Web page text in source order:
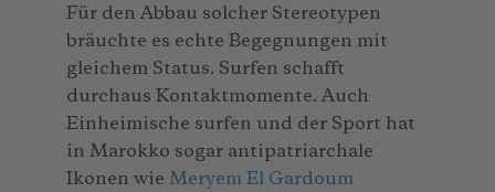
Für den Abbau solcher Stereotypen
bräuchte es echte Begegnungen mit
gleichem Status. Surfen schafft
durchaus Kontaktmomente. Auch
Einheimische surfen und der Sport hat
in Marokko sogar antipatriarchale
Ikonen wie Meryem El Gardoum